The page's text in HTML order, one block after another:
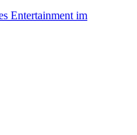
Entertainment im